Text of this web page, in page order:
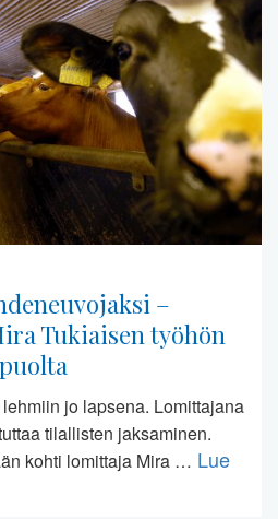
–
Tukiaisen työhön
jo lapsena. Lomittajana
tilallisten jaksaminen.
kohti lomittaja Mira … Lue